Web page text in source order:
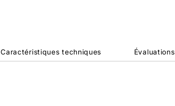
Caractéristiques techniques Évaluations